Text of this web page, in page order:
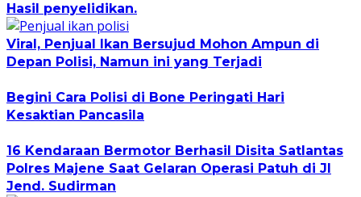
Hasil penyelidikan.
Viral, Penjual Ikan Bersujud Mohon Ampun di
Depan Polisi, Namun ini yang Terjadi
Begini Cara Polisi di Bone Peringati Hari
Kesaktian Pancasila
16 Kendaraan Bermotor Berhasil Disita Satlantas
Polres Majene Saat Gelaran Operasi Patuh di Jl
Jend. Sudirman